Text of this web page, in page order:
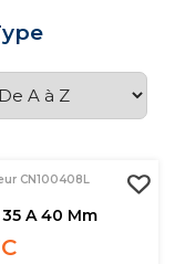
CN100408L
A 40 Mm